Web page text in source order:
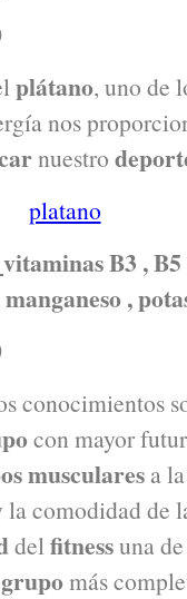
plátano, uno de
nos
nuestro
vitaminas B3 ,
,
conocimientos
con mayor
musculares a
la comodidad de
delfitnessuna
más